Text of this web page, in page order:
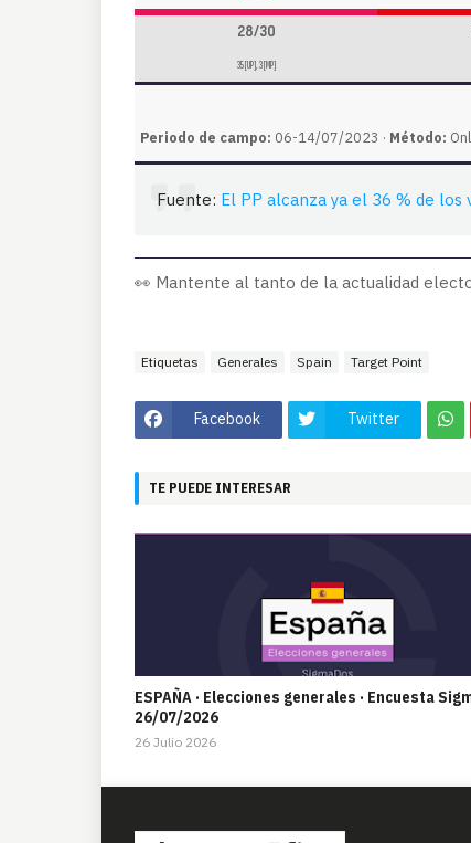
28/30
35 [UP], 3 [MP]
Periodo de campo: 06-14/07/2023 · Método:
Fuente: El PP alcanza ya el 36 % de
👀 Mantente al tanto de la actualidad
Etiquetas Generales Spain Target Point
Facebook Twitter
TE PUEDE INTERESAR
ESPAÑA · Elecciones generales · Encuesta
26/07/2026
26 Julio 2026